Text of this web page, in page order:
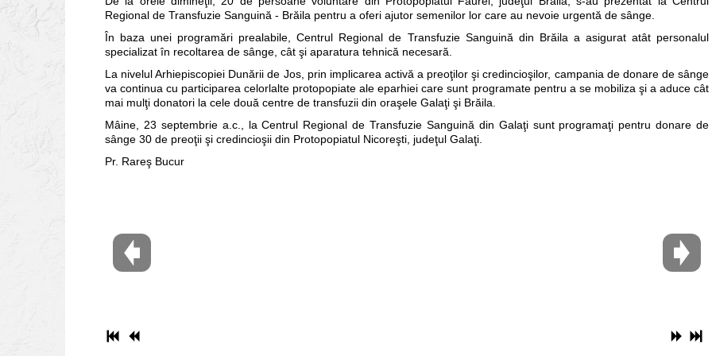
Regional de Transfuzie Sanguină - Brăila pentru a oferi ajutor semenilor lor care au nevoie urgentă de sânge.
În baza unei programări prealabile, Centrul Regional de Transfuzie Sanguină din Brăila a asigurat atât personalul
specializat în recoltarea de sânge, cât şi aparatura tehnică necesară.
La nivelul Arhiepiscopiei Dunării de Jos, prin implicarea activă a preoţilor şi credincioşilor, campania de donare de sânge
va continua cu participarea celorlalte protopopiate ale eparhiei care sunt programate pentru a se mobiliza şi a aduce cât
mai mulţi donatori la cele două centre de transfuzii din oraşele Galaţi şi Brăila.
Mâine, 23 septembrie a.c., la Centrul Regional de Transfuzie Sanguină din Galaţi sunt programaţi pentru donare de
sânge 30 de preoţii şi credincioşii din Protopopiatul Nicoreşti, judeţul Galaţi.
Pr. Rareş Bucur